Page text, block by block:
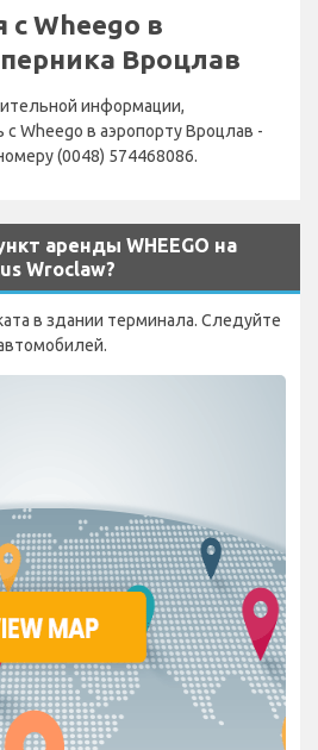
с Wheego в
Вроцлав
информации,
Wheego в аэропорту Вроцлав -
(0048) 574468086.
аренды WHEEGO на
Wroclaw?
в здании терминала. Следуйте